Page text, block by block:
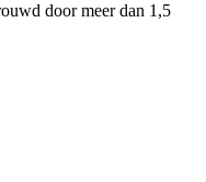
door meer dan 1,5